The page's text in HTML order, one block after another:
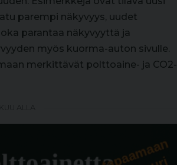
parempi näkyvyys, uudet
parantaa näkyvyyttä ja
myös kuorma-auton sivulle.
merkittävät polttoaine- ja CO2-